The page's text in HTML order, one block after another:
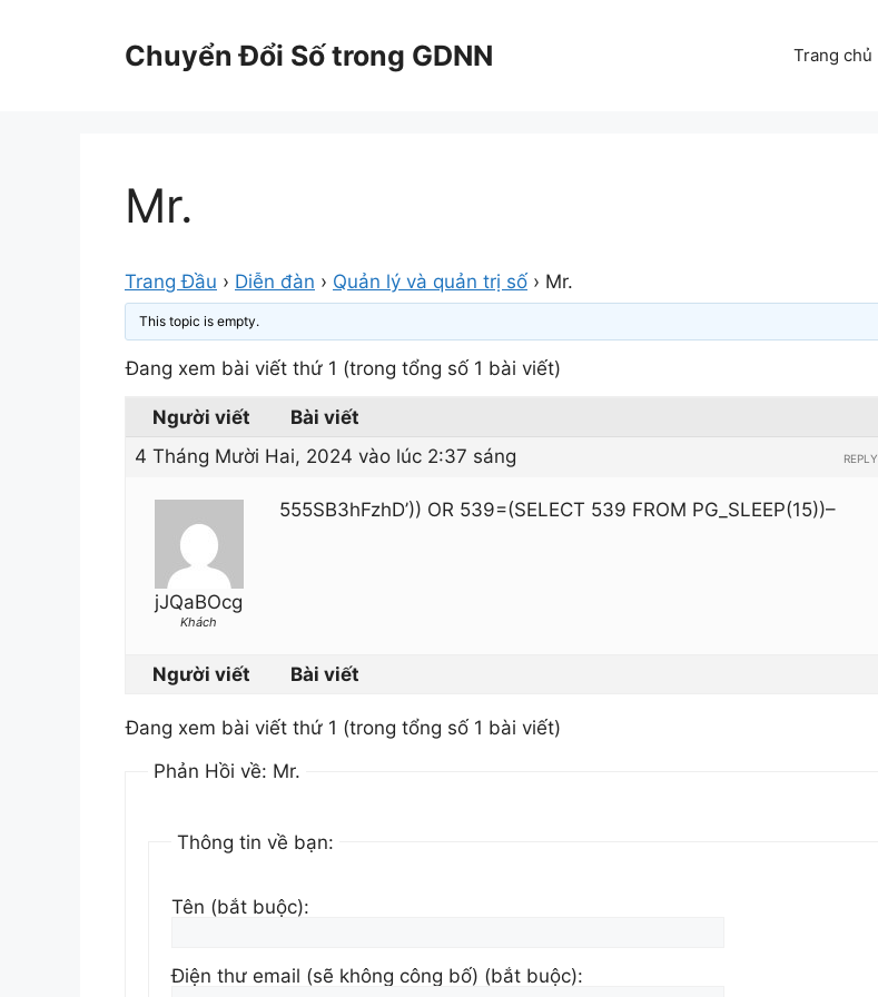
Chuyển Đổi Số trong GDNN Trang chủ
Mr.
Trang Đầu › Diễn đàn › Quản lý và quản trị số › Mr.
This topic is empty.
Đang xem bài viết thứ 1 (trong tổng số 1 bài viết)
Người viết
Bài viết
4 Tháng Mười Hai, 2024 vào lúc 2:37 sáng
REPLY
jJQaBOcg
Khách
555SB3hFzhD’)) OR 539=(SELECT 539 FROM PG_SLEEP(15))–
Người viết Bài viết
Đang xem bài viết thứ 1 (trong tổng số 1 bài viết)
Phản Hồi về: Mr.
Thông tin về bạn:
Tên (bắt buộc):
Điện thư email (sẽ không công bố) (bắt buộc):